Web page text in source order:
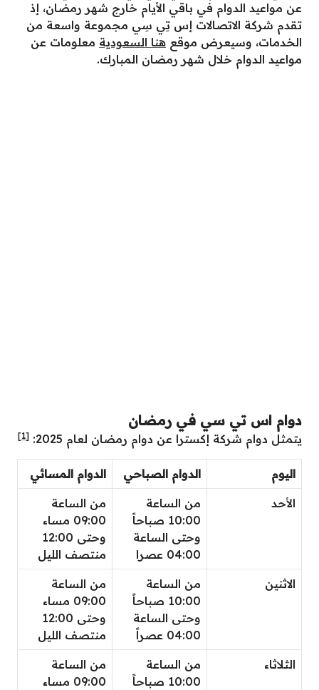
عن مواعيد الدوام في باقي الأيام خارج شهر رمضان، إذ
تقدم شركة الاتصالات إس تِي سِي مجموعة واسعة من
الخدمات، وسيعرض موقع هنا السعودية معلومات عن
مواعيد الدوام خلال شهر رمضان المبارك.
دوام اس تي سي في رمضان
يتمثل دوام شركة إكسترا عن دوام رمضان لعام 2025: [1]
اليوم الدوام الصباحي الدوام المسائي
الأحد
من الساعة
10:00 صباحاً
وحتى الساعة
04:00 عصرا
من الساعة
09:00 مساء
وحتى 12:00
منتصف الليل
الاثنين
من الساعة
10:00 صباحاً
وحتى الساعة
04:00 عصراً
من الساعة
09:00 مساء
وحتى 12:00
منتصف الليل
الثلاثاء
من الساعة
10:00 صباحاً
من الساعة
09:00 مساء